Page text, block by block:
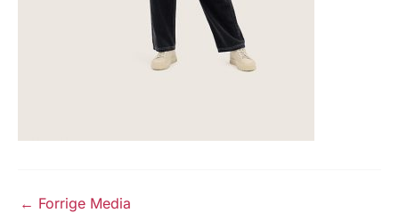
← Forrige Media